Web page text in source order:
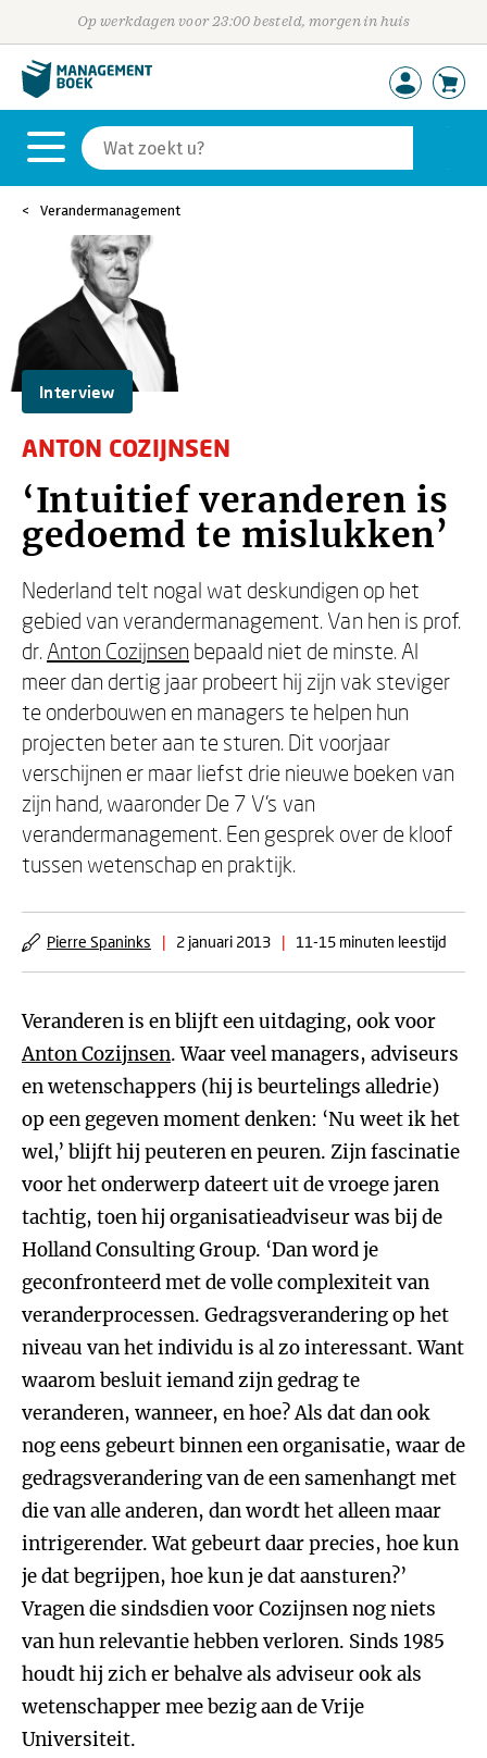
Op werkdagen voor 23:00 besteld, morgen in huis
Verandermanagement
Interview
ANTON COZIJNSEN
‘Intuitief veranderen is
gedoemd te mislukken’
Nederland telt nogal wat deskundigen op het
gebied van verandermanagement. Van hen is prof.
dr. Anton Cozijnsen bepaald niet de minste. Al
meer dan dertig jaar probeert hij zijn vak steviger
te onderbouwen en managers te helpen hun
projecten beter aan te sturen. Dit voorjaar
verschijnen er maar liefst drie nieuwe boeken van
zijn hand, waaronder De 7 V’s van
verandermanagement. Een gesprek over de kloof
tussen wetenschap en praktijk.
Pierre Spaninks | 2 januari 2013 | 11-15 minuten leestijd
Veranderen is en blijft een uitdaging, ook voor
Anton Cozijnsen. Waar veel managers, adviseurs
en wetenschappers (hij is beurtelings alledrie)
op een gegeven moment denken: ‘Nu weet ik het
wel,’ blijft hij peuteren en peuren. Zijn fascinatie
voor het onderwerp dateert uit de vroege jaren
tachtig, toen hij organisatieadviseur was bij de
Holland Consulting Group. ‘Dan word je
geconfronteerd met de volle complexiteit van
veranderprocessen. Gedragsverandering op het
niveau van het individu is al zo interessant. Want
waarom besluit iemand zijn gedrag te
veranderen, wanneer, en hoe? Als dat dan ook
nog eens gebeurt binnen een organisatie, waar de
gedragsverandering van de een samenhangt met
die van alle anderen, dan wordt het alleen maar
intrigerender. Wat gebeurt daar precies, hoe kun
je dat begrijpen, hoe kun je dat aansturen?’
Vragen die sindsdien voor Cozijnsen nog niets
van hun relevantie hebben verloren. Sinds 1985
houdt hij zich er behalve als adviseur ook als
wetenschapper mee bezig aan de Vrije
Universiteit.